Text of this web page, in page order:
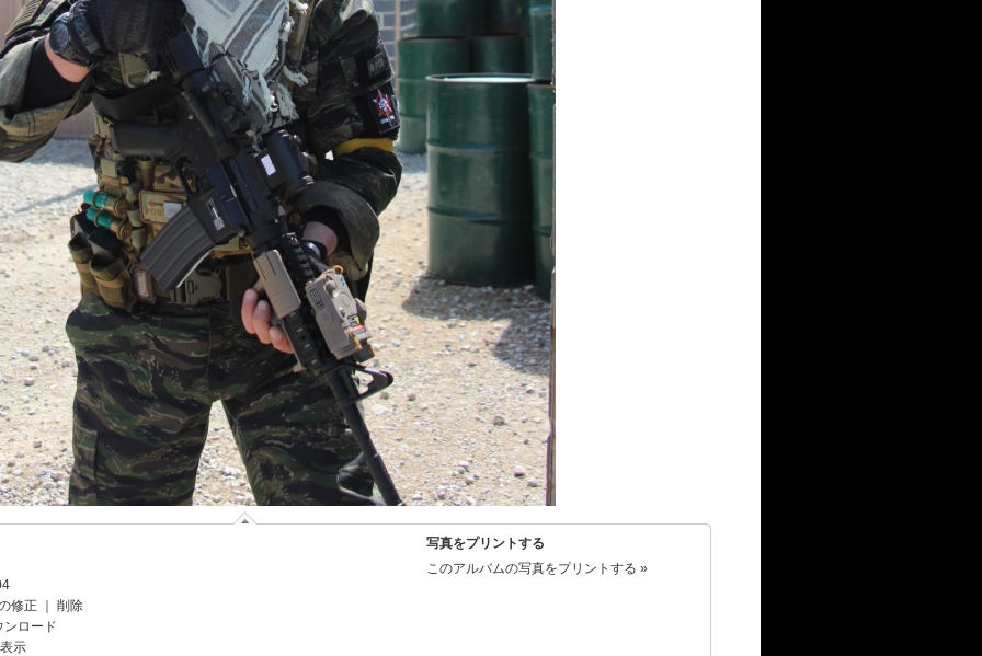
修正
削除
ンロード
示
写真をプリントする
このアルバムの写真をプリントする »